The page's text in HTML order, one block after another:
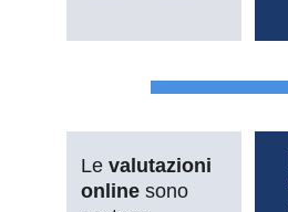
Le valutazioni
online sono